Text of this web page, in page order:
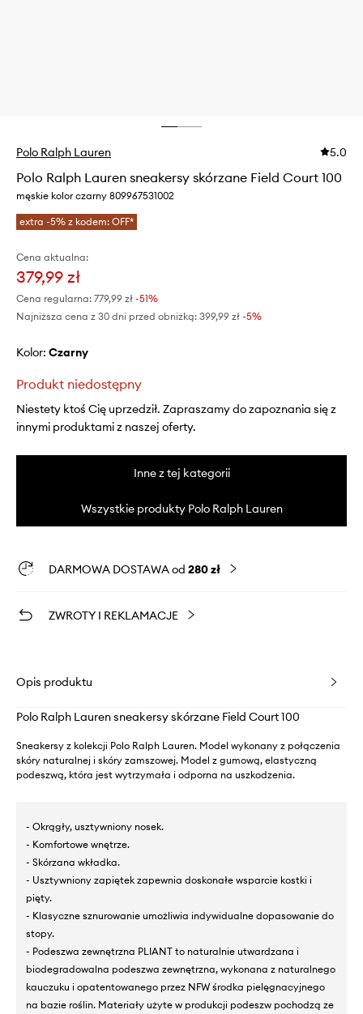
Polo Ralph Lauren 5.0
Polo Ralph Lauren sneakersy skórzane Field Court 100
męskie kolor czarny 809967531002
extra -5% z kodem: OFF*
Cena aktualna:
379,99 zł
Cena regularna: 779,99 zł -51%
Najniższa cena z 30 dni przed obniżką: 399,99 zł -5%
Kolor: czarny
Produkt niedostępny
Niestety ktoś Cię uprzedził. Zapraszamy do zapoznania się z
innymi produktami z naszej oferty.
Inne z tej kategorii
Wszystkie produkty Polo Ralph Lauren
DARMOWA DOSTAWA od 280 zł
ZWROTY I REKLAMACJE
Opis produktu
Polo Ralph Lauren sneakersy skórzane Field Court 100
Sneakersy z kolekcji Polo Ralph Lauren. Model wykonany z połączenia
skóry naturalnej i skóry zamszowej. Model z gumową, elastyczną
podeszwą, która jest wytrzymała i odporna na uszkodzenia.
- Okrągły, usztywniony nosek.
- Komfortowe wnętrze.
- Skórzana wkładka.
- Usztywniony zapiętek zapewnia doskonałe wsparcie kostki i
pięty.
- Klasyczne sznurowanie umożliwia indywidualne dopasowanie do
stopy.
- Podeszwa zewnętrzna PLIANT to naturalnie utwardzana i
biodegradowalna podeszwa zewnętrzna, wykonana z naturalnego
kauczuku i opatentowanego przez NFW środka pielęgnacyjnego
na bazie roślin. Materiały użyte w produkcji podeszw pochodzą ze